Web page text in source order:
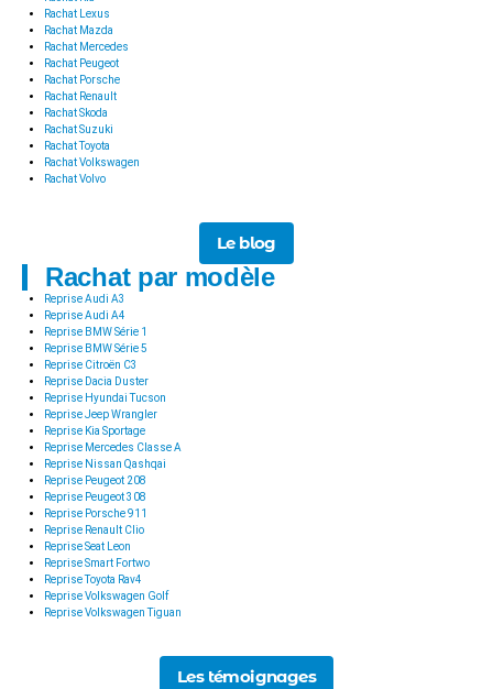
Rachat Lexus
Rachat Mazda
Rachat Mercedes
Rachat Peugeot
Rachat Porsche
Rachat Renault
Rachat Skoda
Rachat Suzuki
Rachat Toyota
Rachat Volkswagen
Rachat Volvo
Le blog
Rachat par modèle
Reprise Audi A3
Reprise Audi A4
Reprise BMW Série 1
Reprise BMW Série 5
Reprise Citroën C3
Reprise Dacia Duster
Reprise Hyundai Tucson
Reprise Jeep Wrangler
Reprise Kia Sportage
Reprise Mercedes Classe A
Reprise Nissan Qashqai
Reprise Peugeot 208
Reprise Peugeot 308
Reprise Porsche 911
Reprise Renault Clio
Reprise Seat Leon
Reprise Smart Fortwo
Reprise Toyota Rav4
Reprise Volkswagen Golf
Reprise Volkswagen Tiguan
Les témoignages